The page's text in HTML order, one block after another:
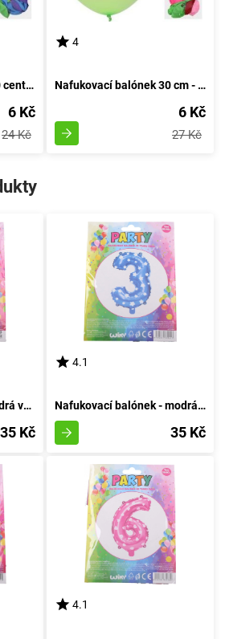
Nafukovací balónek 30 centimetrů - sada 5 kusů, s číslem 20
6 Kč
24 Kč
4
Nafukovací balónek 30 cm - sada 5 kusů, s číslem 10
6 Kč
27 Kč
Nafukovací balón - modrá varianta číslo osm
35 Kč
4.1
Nafukovací balónek - modrá velikost 3
35 Kč
4.1